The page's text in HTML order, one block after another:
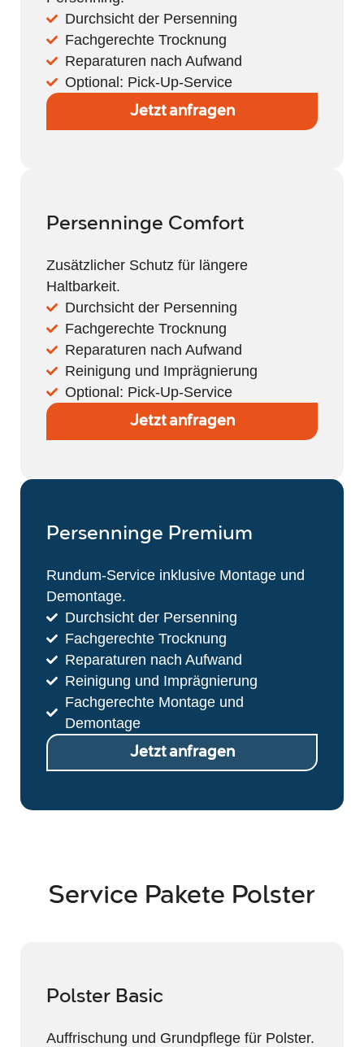
Durchsicht der Persenning
Fachgerechte Trocknung
Reparaturen nach Aufwand
Optional: Pick-Up-Service
Jetzt anfragen
Persenninge Comfort
Zusätzlicher Schutz für längere
Haltbarkeit.
Durchsicht der Persenning
Fachgerechte Trocknung
Reparaturen nach Aufwand
Reinigung und Imprägnierung
Optional: Pick-Up-Service
Jetzt anfragen
Persenninge Premium
Rundum-Service inklusive Montage und
Demontage.
Durchsicht der Persenning
Fachgerechte Trocknung
Reparaturen nach Aufwand
Reinigung und Imprägnierung
Fachgerechte Montage und
Demontage
Jetzt anfragen
Service Pakete Polster
Polster Basic
Auffrischung und Grundpflege für Polster.